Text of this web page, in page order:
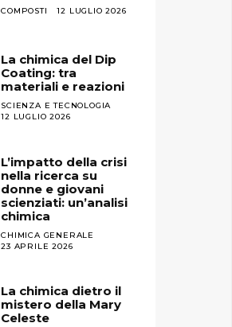
COMPOSTI 12 LUGLIO 2026
La chimica del Dip
Coating: tra
materiali e reazioni
SCIENZA E TECNOLOGIA
12 LUGLIO 2026
L’impatto della crisi
nella ricerca su
donne e giovani
scienziati: un’analisi
chimica
CHIMICA GENERALE
23 APRILE 2026
La chimica dietro il
mistero della Mary
Celeste